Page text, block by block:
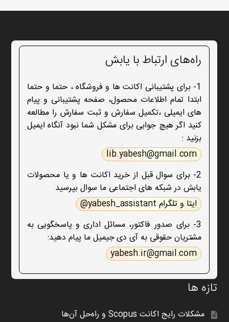
راه‌های ارتباط با یابش
1- برای پشتیبانی اکانت ها و فروشگاه ، حتما و حتما
ابتدا تمام اطلاعات محصول، صفحه پشتیبانی و پیام
های ایمیلی ،تکمیل سفارش و ثبت سفارش را مطالعه
کنید اگر هیچ جوابی برای مشکل شما نبود آنگاه ایمیل
بزنید :
lib.yabesh@gmail.com
2- برای سوال قبل از خرید اکانت ها و یا محصولات
یابش در شبکه های اجتماعی ما سوال بپرسید
ایتا و تلگرام yabesh_assistant@
3- برای صدور فاکتور، مسائل اداری و پاسخگویی به
مشتریان حقوقی به آی دی جیمیل ما پیام دهید:
yabesh.ir@gmail.com
تازه ها
مشکلات رایج اکانت Scopus و راه‌حل آن‌ها